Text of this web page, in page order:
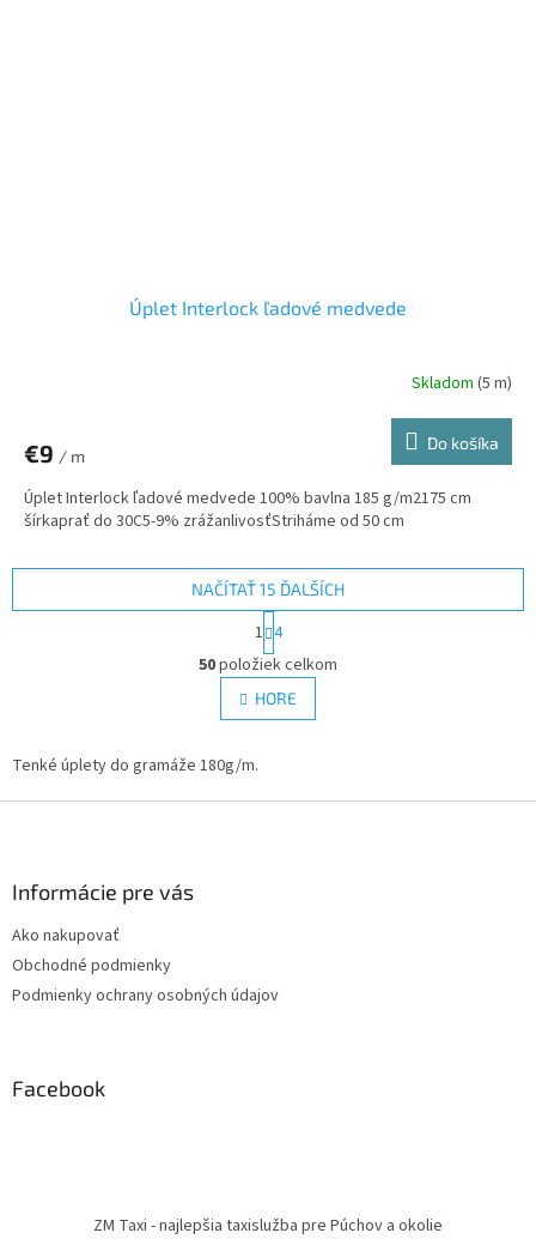
Úplet Interlock ľadové medvede
Skladom (5 m)
€9 / m
Do košíka
Úplet Interlock ľadové medvede 100% bavlna 185 g/m2175 cm
šírkaprať do 30C5-9% zrážanlivosťStriháme od 50 cm
O
v
l
á
ý
NAČÍTAŤ 15 ĎALŠÍCH
t
r
á
n
k
n
1 4
50položiek celkom
HORE
Tenké úplety do gramáže 180g/m.
Informácie pre vás
Ako nakupovať
Obchodné podmienky
Podmienky ochrany osobných údajov
Facebook
ZM Taxi - najlepšia taxislužba pre Púchov a okolie